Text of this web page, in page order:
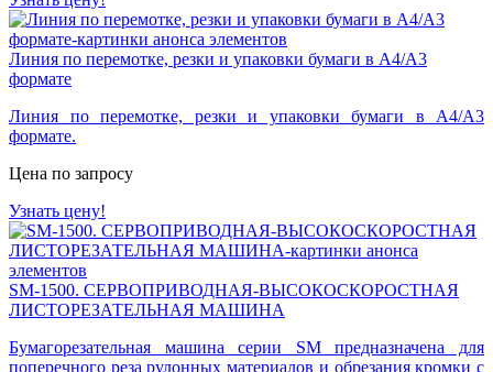
Линия по перемотке, резки и упаковки бумаги в А4/А3
формате
Линия по перемотке, резки и упаковки бумаги в А4/А3
формате.
Цена по запросу
Узнать цену!
SM-1500. СЕРВОПРИВОДНАЯ-ВЫСОКОСКОРОСТНАЯ
ЛИСТОРЕЗАТЕЛЬНАЯ МАШИНА
Бумагорезательная машина серии SM предназначена для
поперечного реза рулонныхматериалов и обрезания кромки с